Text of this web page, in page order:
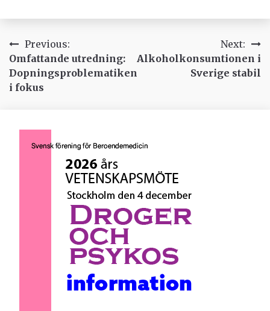
Inläggsnavigering
Previous:
Omfattande utredning:
Dopningsproblematiken
i fokus
Next:
Alkoholkonsumtionen i
Sverige stabil